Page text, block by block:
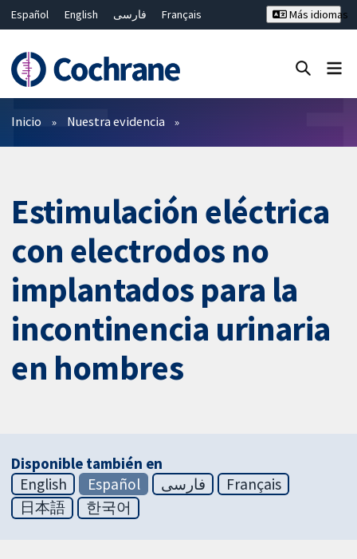
Español English فارسی
Français
Bahasa Malaysia
ไทย 繁體中文
Más idiomas
Filtros
Inicio Nuestra evidencia
Estimulación eléctrica
con electrodos no
implantados para la
incontinencia urinaria
en hombres
Disponible también en
English
Español فارسی
Français
日本語
한국어